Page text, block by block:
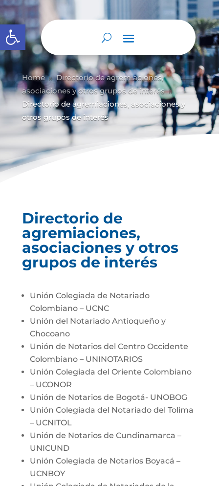
Abrir barra de herramientas
Home 9 Directorio de agremiaciones,
asociaciones y otros grupos de interés 9
Directorio de agremiaciones, asociaciones y
otros grupos de interés
Directorio de
agremiaciones,
asociaciones y otros
grupos de interés
Unión Colegiada de Notariado
Colombiano – UCNC
Unión del Notariado Antioqueño y
Chocoano
Unión de Notarios del Centro Occidente
Colombiano – UNINOTARIOS
Unión Colegiada del Oriente Colombiano
– UCONOR
Unión de Notarios de Bogotá- UNOBOG
Unión Colegiada del Notariado del Tolima
– UCNITOL
Unión de Notarios de Cundinamarca –
UNICUND
Unión Colegiada de Notarios Boyacá –
UCNBOY